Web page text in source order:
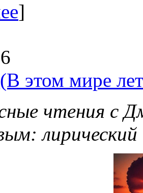
]
(В этом мире
чтения с